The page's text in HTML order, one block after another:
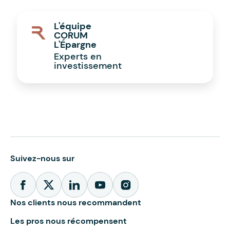
L'équipe
CORUM
L'Épargne
Experts en
investissement
Suivez-nous sur
Nos clients nous recommandent
Les pros nous récompensent